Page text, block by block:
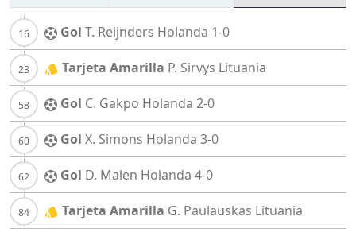
Gol T. Reijnders Holanda 1-0
Tarjeta Amarilla P. Sirvys Lituania
Gol C. Gakpo Holanda 2-0
Gol X. Simons Holanda 3-0
Gol D. Malen Holanda 4-0
Tarjeta Amarilla G. Paulauskas Lituania